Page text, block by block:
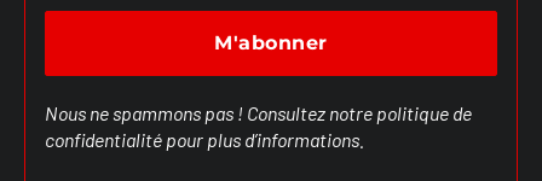
Nous ne spammons pas ! Consultez notre politique de
confidentialité pour plus d’informations.